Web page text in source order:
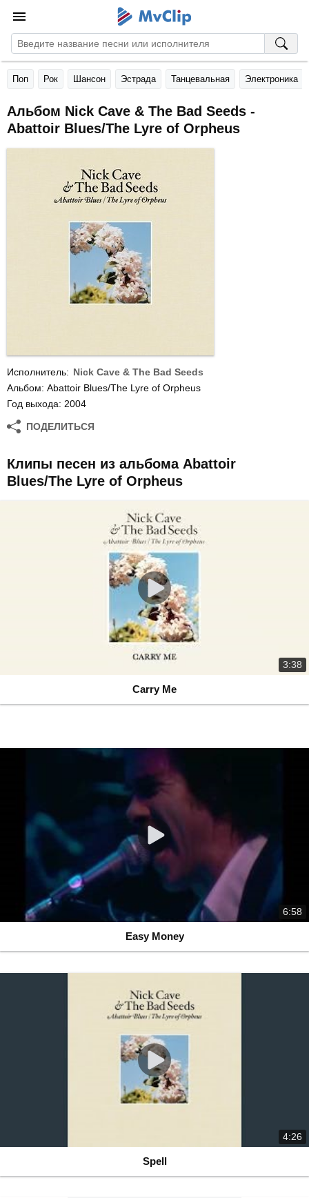
Поп Рок Шансон Эстрада Танцевальная Электроника
Альбом Nick Cave & The Bad Seeds -
Abattoir Blues/The Lyre of Orpheus
Исполнитель: Nick Cave & The Bad Seeds
Альбом: Abattoir Blues/The Lyre of Orpheus
Год выхода: 2004
ПОДЕЛИТЬСЯ
Клипы песен из альбома Abattoir
Blues/The Lyre of Orpheus
3:38
Carry Me
6:58
Easy Money
4:26
Spell